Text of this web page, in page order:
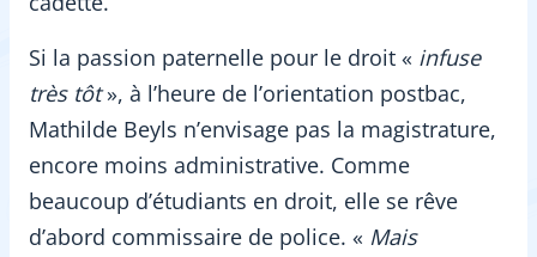
Si la passion paternelle pour le droit « infuse
très tôt», à l’heure de l’orientation postbac,
Mathilde Beyls n’envisage pas la magistrature,
encore moins administrative. Comme
beaucoup d’étudiants en droit, elle se rêve
d’abord commissaire de police. « Mais